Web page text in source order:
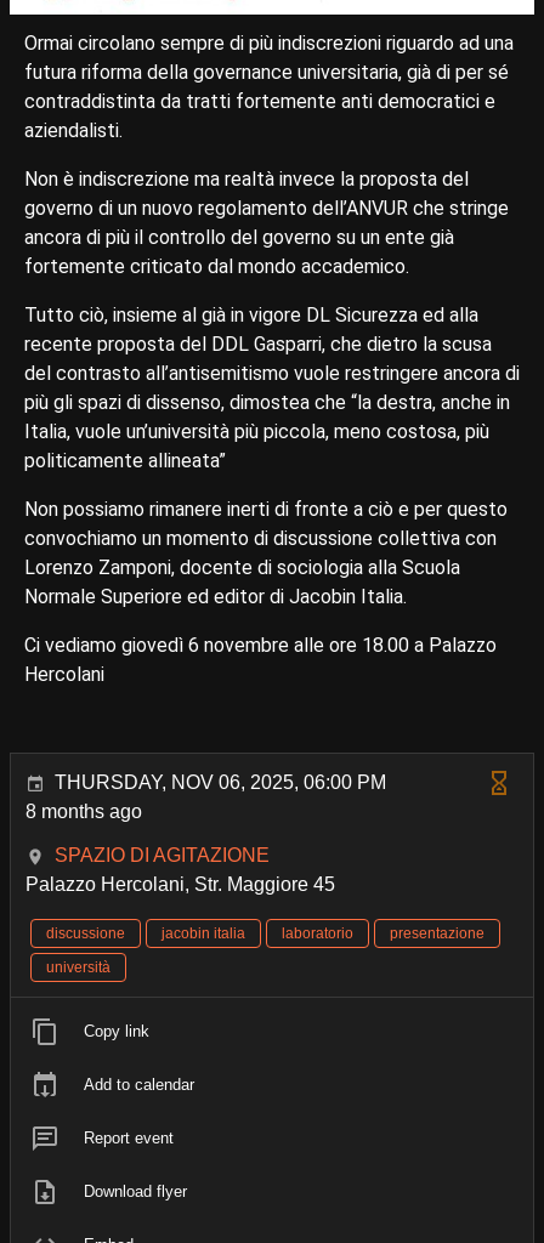
Ormai circolano sempre di più indiscrezioni riguardo ad una
futura riforma della governance universitaria, già di per sé
contraddistinta da tratti fortemente anti democratici e
aziendalisti.
Non è indiscrezione ma realtà invece la proposta del
governo di un nuovo regolamento dell’ANVUR che stringe
ancora di più il controllo del governo su un ente già
fortemente criticato dal mondo accademico.
Tutto ciò, insieme al già in vigore DL Sicurezza ed alla
recente proposta del DDL Gasparri, che dietro la scusa
del contrasto all’antisemitismo vuole restringere ancora di
più gli spazi di dissenso, dimostea che “la destra, anche in
Italia, vuole un’università più piccola, meno costosa, più
politicamente allineata”
Non possiamo rimanere inerti di fronte a ciò e per questo
convochiamo un momento di discussione collettiva con
Lorenzo Zamponi, docente di sociologia alla Scuola
Normale Superiore ed editor di Jacobin Italia.
Ci vediamo giovedì 6 novembre alle ore 18.00 a Palazzo
Hercolani
THURSDAY, NOV 06, 2025, 06:00 PM
8 months ago
SPAZIO DI AGITAZIONE
Palazzo Hercolani, Str. Maggiore 45
discussione jacobin italia laboratorio
presentazione
università
Copy link
Add to calendar
Report event
Download flyer